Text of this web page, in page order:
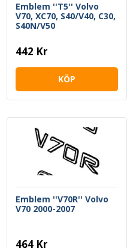
Emblem ''T5'' Volvo
V70, XC70, S40/V40, C30,
S40N/V50
442 Kr
KÖP
Emblem ''V70R'' Volvo
V70 2000-2007
464 Kr